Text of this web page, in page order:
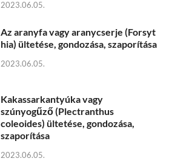
2023.06.05.
Az aranyfa vagy aranycserje (Forsyt
hia) ültetése, gondozása, szaporítása
2023.06.05.
Kakassarkantyúka vagy
szúnyogűző (Plectranthus
coleoides) ültetése, gondozása,
szaporítása
2023.06.05.